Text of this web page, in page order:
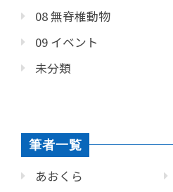
08 無脊椎動物
09 イベント
未分類
筆者一覧
あおくら